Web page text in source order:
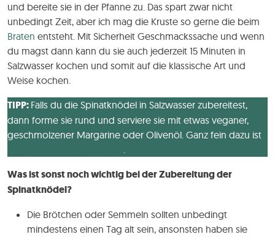
und bereite sie in der Pfanne zu. Das spart zwar nicht
unbedingt Zeit, aber ich mag die Kruste so gerne die beim
Braten entsteht. Mit Sicherheit Geschmackssache und wenn
du magst dann kann du sie auch jederzeit 15 Minuten in
Salzwasser kochen und somit auf die klassische Art und
Weise kochen.
TIPP: Falls du die Spinatknödel in Salzwasser zubereitest,
dann forme sie rund und serviere sie mit etwas veganer,
geschmolzener Margarine oder Olivenöl. Ganz fein dazu ist
.
Was ist sonst noch wichtig bei der Zubereitung der
Spinatknödel?
Die Brötchen oder Semmeln sollten unbedingt
mindestens einen Tag alt sein, ansonsten haben sie